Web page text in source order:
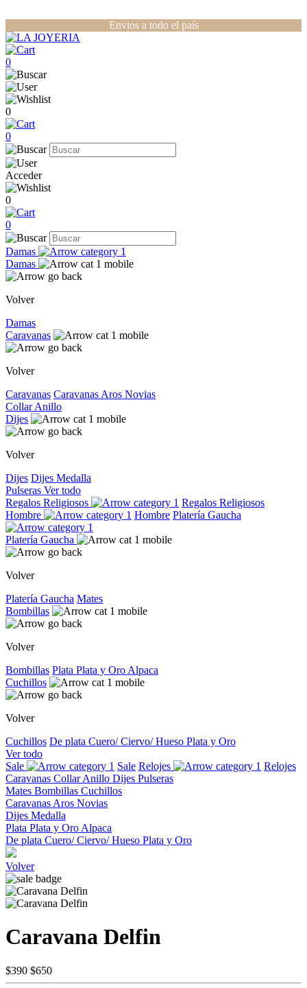
Envios a todo el país
0
0
0
Acceder
0
0
Damas
Damas
Volver
Damas
Caravanas
Volver
Caravanas Caravanas Aros Novias
CollarAnillo
Dijes
Volver
Dijes Dijes Medalla
Pulseras Ver todo
Regalos Religiosos
Regalos Religiosos
Hombre
Hombre Platería Gaucha
Platería Gaucha
Volver
Platería Gaucha Mates
Bombillas
Volver
Bombillas Plata Plata y Oro Alpaca
Cuchillos
Volver
Cuchillos De plata Cuero/ Ciervo/ Hueso Plata y Oro
Ver todo
Sale
Sale Relojes
Relojes
Caravanas CollarAnillo Dijes Pulseras
Mates Bombillas Cuchillos
Caravanas Aros Novias
Dijes Medalla
Plata Plata y Oro Alpaca
De plata Cuero/ Ciervo/ Hueso Plata y Oro
Volver
Caravana Delfin
$390 $650